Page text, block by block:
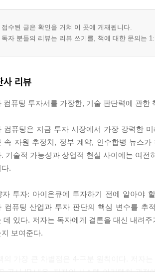
접수된 글은 확인을 거쳐 이 곳에 게재됩니다.
독자 분들의 리뷰는 리뷰 쓰기를, 책에 대한 문의는
사 리뷰
컴퓨팅 투자서를 가장한, 기술 판단력에 관한
컴퓨팅은 지금 투자 시장에서 가장 강력한
속 자원 추정치, 정부 계약, 인수합병 뉴스
. 기술적 가능성과 상업적 현실 사이에는 여
.
자 투자: 아이온큐에 투자하기 전에 알아야
컴퓨팅 산업과 투자 판단의 핵심 변수를 추
데 있다. 저자는 독자에게 결론을 대신 내려
보여준다.
공시·IR 내용, 저자의 시스템 아키텍처 관